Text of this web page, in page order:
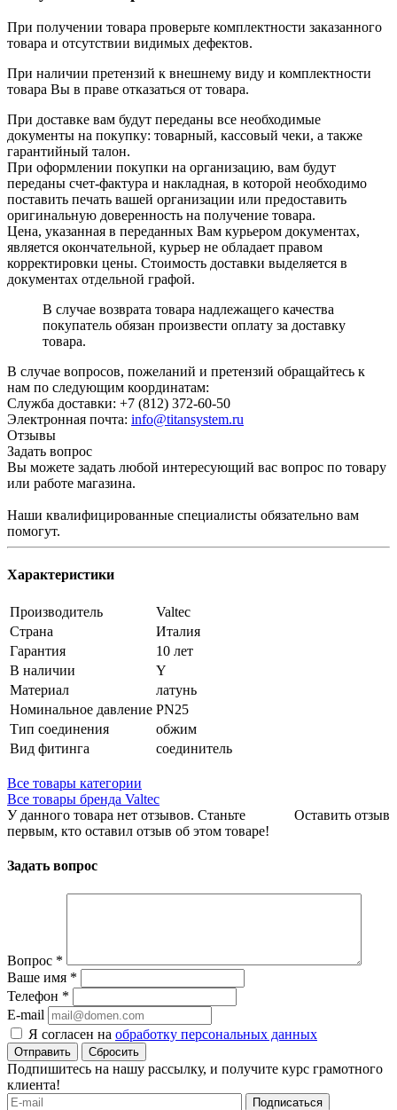
При получении товара проверьте комплектности заказанного
товара и отсутствии видимых дефектов.
При наличии претензий к внешнему виду и комплектности
товара Вы в праве отказаться от товара.
При доставке вам будут переданы все необходимые
документы на покупку: товарный, кассовый чеки, а также
гарантийный талон.
При оформлении покупки на организацию, вам будут
переданы счет-фактура и накладная, в которой необходимо
поставить печать вашей организации или предоставить
оригинальную доверенность на получение товара.
Цена, указанная в переданных Вам курьером документах,
является окончательной, курьер не обладает правом
корректировки цены. Стоимость доставки выделяется в
документах отдельной графой.
В случае возврата товара надлежащего качества
покупатель обязан произвести оплату за доставку
товара.
В случае вопросов, пожеланий и претензий обращайтесь к
нам по следующим координатам:
Служба доставки: +7 (812) 372-60-50
Электронная почта: info@titansystem.ru
Отзывы
Задать вопрос
Вы можете задать любой интересующий вас вопрос по товару
или работе магазина.
Наши квалифицированные специалисты обязательно вам
помогут.
Характеристики
Производитель
Valtec
Страна
Италия
Гарантия
10 лет
В наличии
Y
Материал
латунь
Номинальное давление PN25
Тип соединения
обжим
Вид фитинга
соединитель
Все товары категории
Все товары бренда Valtec
Оставить отзыв
У данного товара нет отзывов. Станьте
первым, кто оставил отзыв об этом товаре!
Задать вопрос
Вопрос *
Ваше имя *
Телефон *
E-mail
Я согласен на обработку персональных данных
Сбросить
Подпишитесь на нашу рассылку, и получите курс грамотного
клиента!